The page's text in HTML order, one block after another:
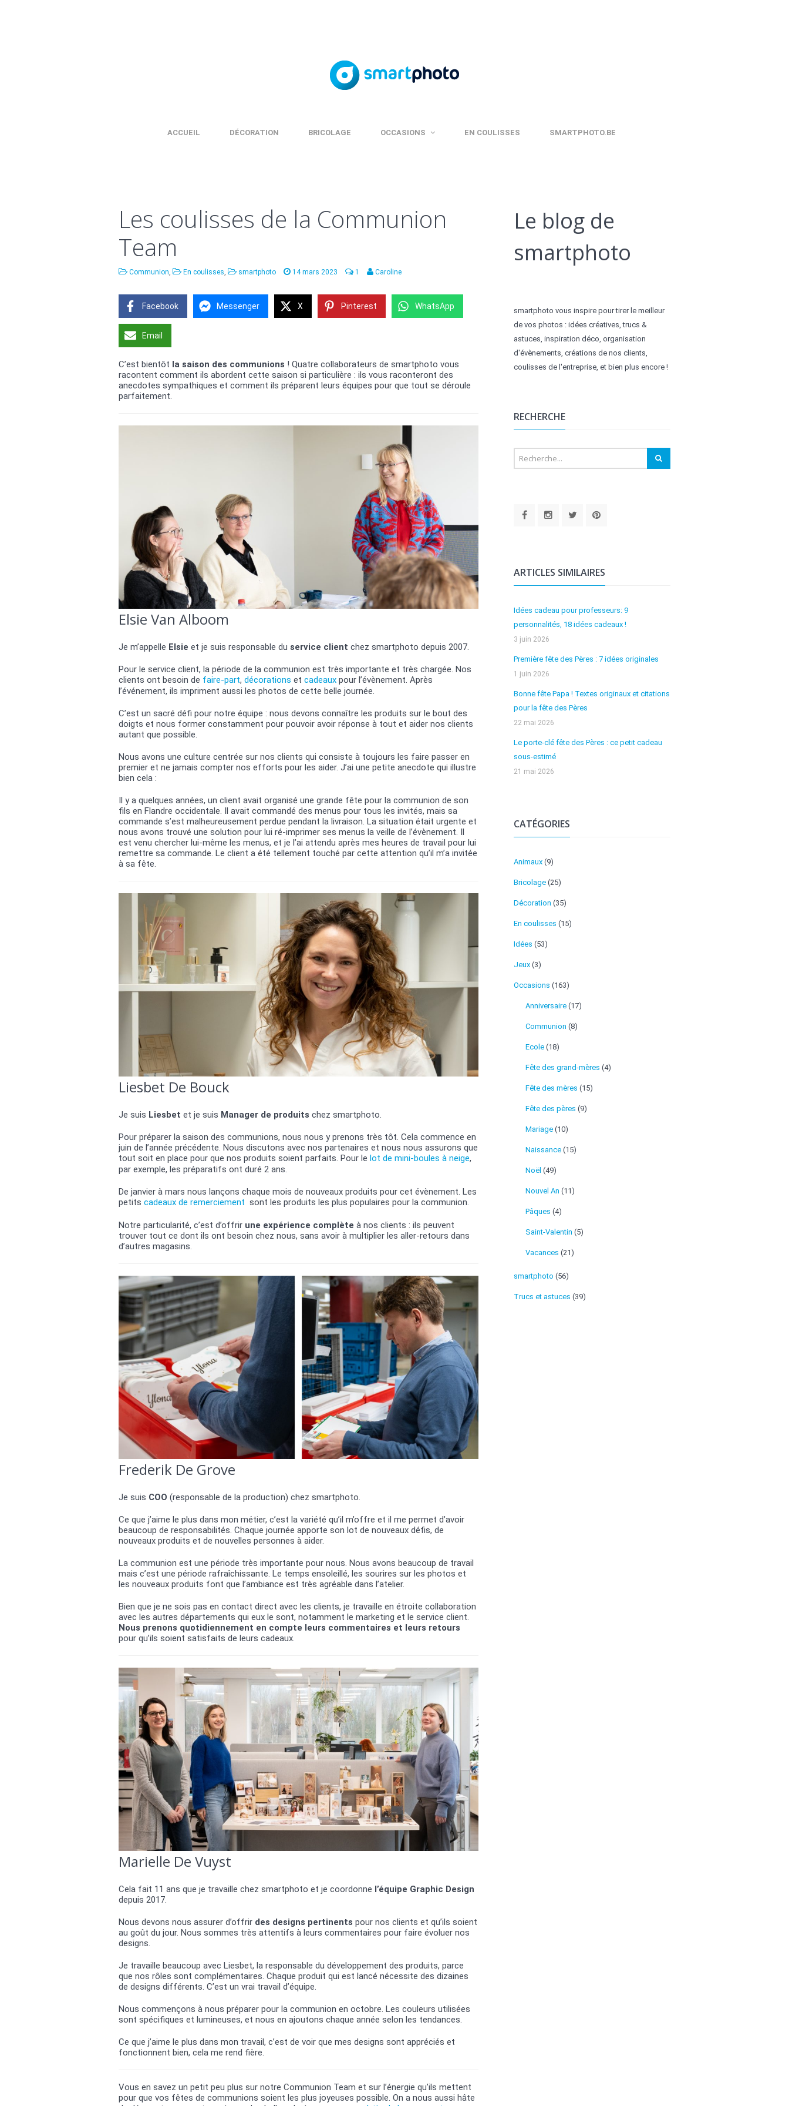
ACCUEIL DÉCORATION BRICOLAGE OCCASIONS EN COULISSES SMARTPHOTO.BE
Les coulisses de la Communion
Team
Communion, En coulisses, smartphoto 14 mars 2023 1 Caroline
Facebook Messenger X Pinterest WhatsApp
Email
C’est bientôt la saison des communions ! Quatre collaborateurs de smartphoto vous
racontent comment ils abordent cette saison si particulière : ils vous raconteront des
anecdotes sympathiques et comment ils préparent leurs équipes pour que tout se déroule
parfaitement.
Elsie Van Alboom
Je m’appelle Elsie et je suis responsable du service client chez smartphoto depuis 2007.
Pour le service client, la période de la communion est très importante et très chargée. Nos
clients ont besoin de faire-part, décorations et cadeaux pour l’évènement. Après
l’événement, ils impriment aussi les photos de cette belle journée.
C’est un sacré défi pour notre équipe : nous devons connaître les produits sur le bout des
doigts et nous former constamment pour pouvoir avoir réponse à tout et aider nos clients
autant que possible.
Nous avons une culture centrée sur nos clients qui consiste à toujours les faire passer en
premier et ne jamais compter nos efforts pour les aider. J’ai une petite anecdote qui illustre
bien cela :
Il y a quelques années, un client avait organisé une grande fête pour la communion de son
fils en Flandre occidentale. Il avait commandé des menus pour tous les invités, mais sa
commande s’est malheureusement perdue pendant la livraison. La situation était urgente et
nous avons trouvé une solution pour lui ré-imprimer ses menus la veille de l’évènement. Il
est venu chercher lui-même les menus, et je l’ai attendu après mes heures de travail pour lui
remettre sa commande. Le client a été tellement touché par cette attention qu’il m’a invitée
à sa fête.
Liesbet De Bouck
Je suis Liesbet et je suis Manager de produits chez smartphoto.
Pour préparer la saison des communions, nous nous y prenons très tôt. Cela commence en
juin de l’année précédente. Nous discutons avec nos partenaires et nous nous assurons que
tout soit en place pour que nos produits soient parfaits. Pour le lot de mini-boules à neige,
par exemple, les préparatifs ont duré 2 ans.
De janvier à mars nous lançons chaque mois de nouveaux produits pour cet évènement. Les
petits cadeaux de remerciement sont les produits les plus populaires pour la communion.
Notre particularité, c’est d’offrir une expérience complète à nos clients : ils peuvent
trouver tout ce dont ils ont besoin chez nous, sans avoir à multiplier les aller-retours dans
d’autres magasins.
Frederik De Grove
Je suis COO (responsable de la production) chez smartphoto.
Ce que j’aime le plus dans mon métier, c’est la variété qu’il m’offre et il me permet d’avoir
beaucoup de responsabilités. Chaque journée apporte son lot de nouveaux défis, de
nouveaux produits et de nouvelles personnes à aider.
La communion est une période très importante pour nous. Nous avons beaucoup de travail
mais c’est une période rafraîchissante. Le temps ensoleillé, les sourires sur les photos et
les nouveaux produits font que l’ambiance est très agréable dans l’atelier.
Bien que je ne sois pas en contact direct avec les clients, je travaille en étroite collaboration
avec les autres départements qui eux le sont, notamment le marketing et le service client.
Nous prenons quotidiennement en compte leurs commentaires et leurs retours
pour qu’ils soient satisfaits de leurs cadeaux.
Marielle De Vuyst
Cela fait 11 ans que je travaille chez smartphoto et je coordonne l’équipe Graphic Design
depuis 2017.
Nous devons nous assurer d’offrir des designs pertinents pour nos clients et qu’ils soient
au goût du jour. Nous sommes très attentifs à leurs commentaires pour faire évoluer nos
designs.
Je travaille beaucoup avec Liesbet, la responsable du développement des produits, parce
que nos rôles sont complémentaires. Chaque produit qui est lancé nécessite des dizaines
de designs différents. C’est un vrai travail d’équipe.
Nous commençons à nous préparer pour la communion en octobre. Les couleurs utilisées
sont spécifiques et lumineuses, et nous en ajoutons chaque année selon les tendances.
Ce que j’aime le plus dans mon travail, c’est de voir que mes designs sont appréciés et
fonctionnent bien, cela me rend fière.
Vous en savez un petit peu plus sur notre Communion Team et sur l’énergie qu’ils mettent
pour que vos fêtes de communions soient les plus joyeuses possible. On a nous aussi hâte
Le blog de
smartphoto
smartphoto vous inspire pour tirer le meilleur
de vos photos : idées créatives, trucs &
astuces, inspiration déco, organisation
d'évènements, créations de nos clients,
coulisses de l'entreprise, et bien plus encore !
RECHERCHE
ARTICLES SIMILAIRES
Idées cadeau pour professeurs: 9
personnalités, 18 idées cadeaux !
3 juin 2026
Première fête des Pères : 7 idées originales
1 juin 2026
Bonne fête Papa ! Textes originaux et citations
pour la fête des Pères
22 mai 2026
Le porte-clé fête des Pères : ce petit cadeau
sous-estimé
21 mai 2026
CATÉGORIES
Animaux (9)
Bricolage (25)
Décoration (35)
En coulisses (15)
Idées (53)
Jeux (3)
Occasions (163)
Anniversaire (17)
Communion (8)
Ecole (18)
Fête des grand-mères (4)
Fête des mères (15)
Fête des pères (9)
Mariage (10)
Naissance (15)
Noël (49)
Nouvel An (11)
Pâques (4)
Saint-Valentin (5)
Vacances (21)
smartphoto (56)
Trucs et astuces (39)